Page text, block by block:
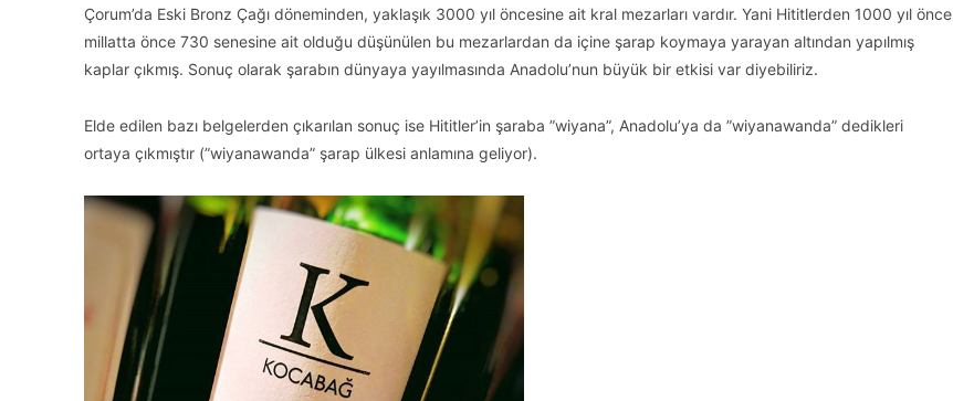
Çorum’da Eski Bronz Çağı döneminden, yaklaşık 3000 yıl öncesine ait kral mezarları vardır. Yani Hititlerden 1000 yıl önce
millatta önce 730 senesine ait olduğu düşünülen bu mezarlardan da içine şarap koymaya yarayan altından yapılmış
kaplar çıkmış. Sonuç olarak şarabın dünyaya yayılmasında Anadolu’nun büyük bir etkisi var diyebiliriz.
Elde edilen bazı belgelerden çıkarılan sonuç ise Hititler’in şaraba ”wiyana”, Anadolu’ya da ”wiyanawanda” dedikleri
ortaya çıkmıştır (”wiyanawanda” şarap ülkesi anlamına geliyor).